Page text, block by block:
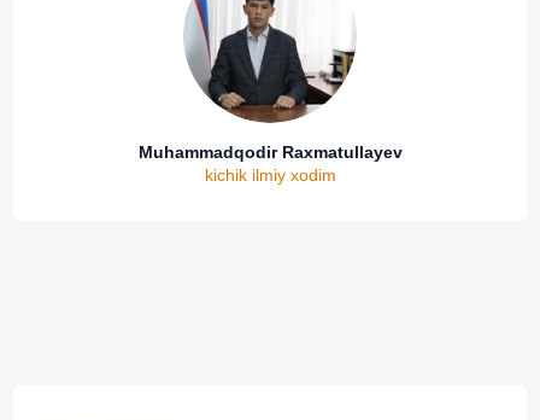
Muhammadqodir Raxmatullayev
kichik ilmiy xodim